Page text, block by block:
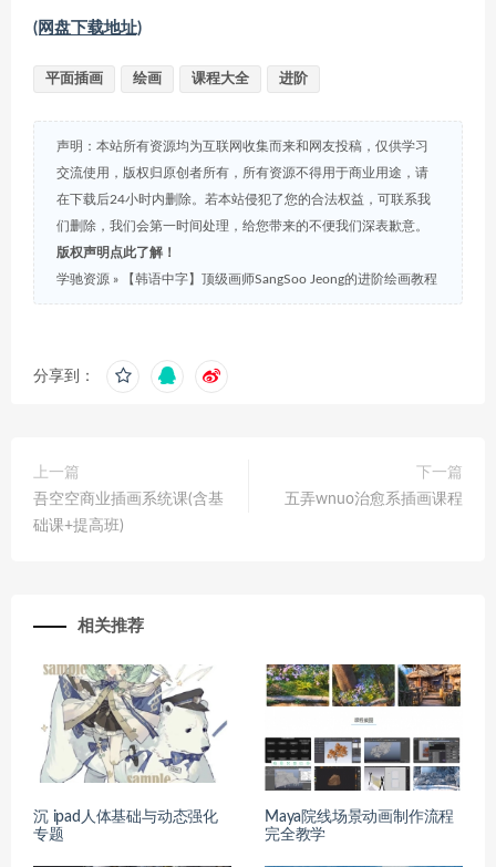
(网盘下载地址)
平面插画 绘画 课程大全 进阶
声明：本站所有资源均为互联网收集而来和网友投稿，仅供学习
交流使用，版权归原创者所有，所有资源不得用于商业用途，请
在下载后24小时内删除。若本站侵犯了您的合法权益，可联系我
们删除，我们会第一时间处理，给您带来的不便我们深表歉意。
版权声明点此了解！
学驰资源 » 【韩语中字】顶级画师SangSoo Jeong的进阶绘画教程
分享到：
上一篇
吾空空商业插画系统课(含基
础课+提高班)
下一篇
五弄wnuo治愈系插画课程
相关推荐
沉 ipad人体基础与动态强化
专题
Maya院线场景动画制作流程
完全教学